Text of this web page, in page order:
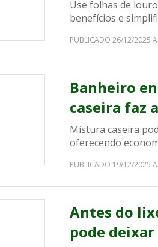
Use folhas de
benefícios e
PUBLICADO 26/12/2025
Banheiro
caseira faz
Mistura caseira
oferecendo
PUBLICADO 19/12/2025
Antes do
pode